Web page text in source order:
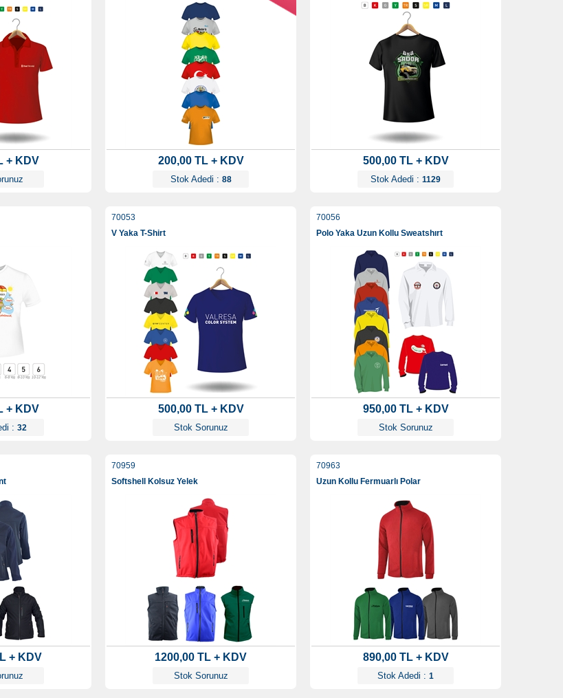
+ KDV 200,00 TL + KDV
Stok Adedi : 88
500,00 TL + KDV
Stok Adedi : 1129
+ KDV
: 32
70053
V Yaka T-Shirt
500,00 TL + KDV
Stok Sorunuz
70056
Polo Yaka Uzun Kollu Sweatshırt
950,00 TL + KDV
Stok Sorunuz
+ KDV
70959
Softshell Kolsuz Yelek
1200,00 TL + KDV
Stok Sorunuz
70963
Uzun Kollu Fermuarlı Polar
890,00 TL + KDV
Stok Adedi : 1